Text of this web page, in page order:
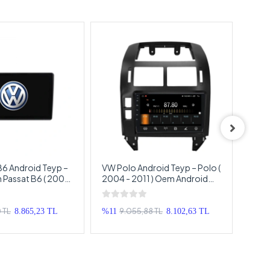
Android Teyp –
B6 ( 2004
Android
VW Passat B6
Teyp
8.865,23 TL
VW Polo Android Teyp – Polo (
2004 - 2011 ) Oem Android
Multimedya – VW Polo
Android Double Teyp
%11 9.055,88 TL 8.102,63 TL